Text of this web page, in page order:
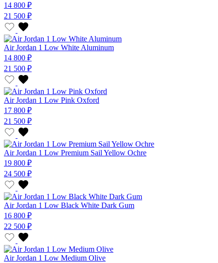
14 800 ₽
21 500 ₽
Air Jordan 1 Low White Aluminum
14 800 ₽
21 500 ₽
Air Jordan 1 Low Pink Oxford
17 800 ₽
21 500 ₽
Air Jordan 1 Low Premium Sail Yellow Ochre
19 800 ₽
24 500 ₽
Air Jordan 1 Low Black White Dark Gum
16 800 ₽
22 500 ₽
Air Jordan 1 Low Medium Olive